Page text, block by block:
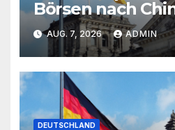
Börsen nach
fester – US-
AUG. 7, 2026 ADMIN
DEUTSCHLAND